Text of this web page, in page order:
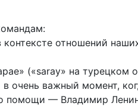
отношений
(«saray» на турецком
важный момент,
— Владимир